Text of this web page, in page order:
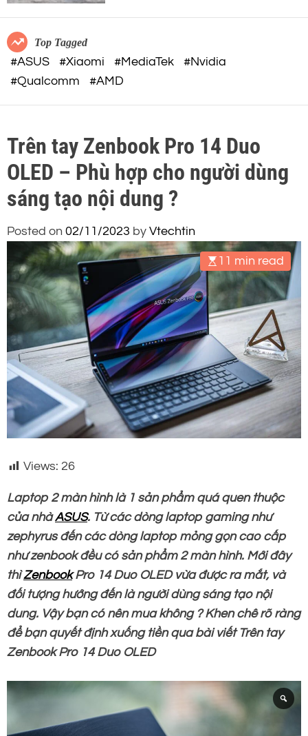
c
m
o
d
e
Top Tagged
#ASUS #Xiaomi #MediaTek
#Nvidia
#Qualcomm
#AMD
Trên tay Zenbook Pro 14 Duo
OLED – Phù hợp cho người dùng
sáng tạo nội dung ?
Posted on 02/11/2023 by Vtechtin
11 min read
Views: 26
Laptop 2 màn hình là 1 sản phẩm quá quen thuộc
của nhàASUS. Từ các dòng laptop gaming như
zephyrus đến các dòng laptop mỏng gọn cao cấp
như zenbook đều có sản phẩm 2 màn hình. Mới đây
thìZenbookPro 14 Duo OLED vừa được ra mắt, và
đối tượng hướng đến là người dùng sáng tạo nội
dung. Vậy bạn có nên mua không ? Khen chê rõ ràng
để bạn quyết định xuống tiền qua bài viết Trên tay
Zenbook Pro 14 Duo OLED